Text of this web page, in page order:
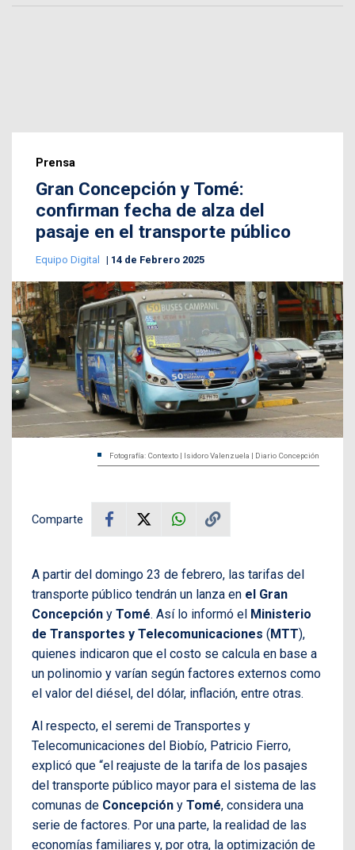
Prensa
Gran Concepción y Tomé:
confirman fecha de alza del
pasaje en el transporte público
Equipo Digital 14 de Febrero 2025
Fotografía: Contexto | Isidoro Valenzuela | Diario Concepción
Comparte
A partir del domingo 23 de febrero, las tarifas del
transporte público tendrán un lanza en el Gran
Concepción y Tomé. Así lo informó el Ministerio
de Transportes y Telecomunicaciones (MTT),
quienes indicaron que el costo se calcula en base a
un polinomio y varían según factores externos como
el valor del diésel, del dólar, inflación, entre otras.
Al respecto, el seremi de Transportes y
Telecomunicaciones del Biobío, Patricio Fierro,
explicó que “el reajuste de la tarifa de los pasajes
del transporte público mayor para el sistema de las
comunas de Concepción y Tomé, considera una
serie de factores. Por una parte, la realidad de las
economías familiares y, por otra, la optimización de